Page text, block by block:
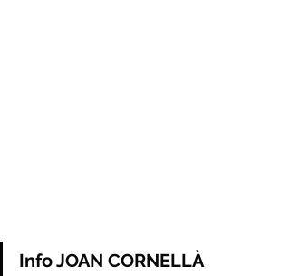
Info JOAN CORNELLÀ